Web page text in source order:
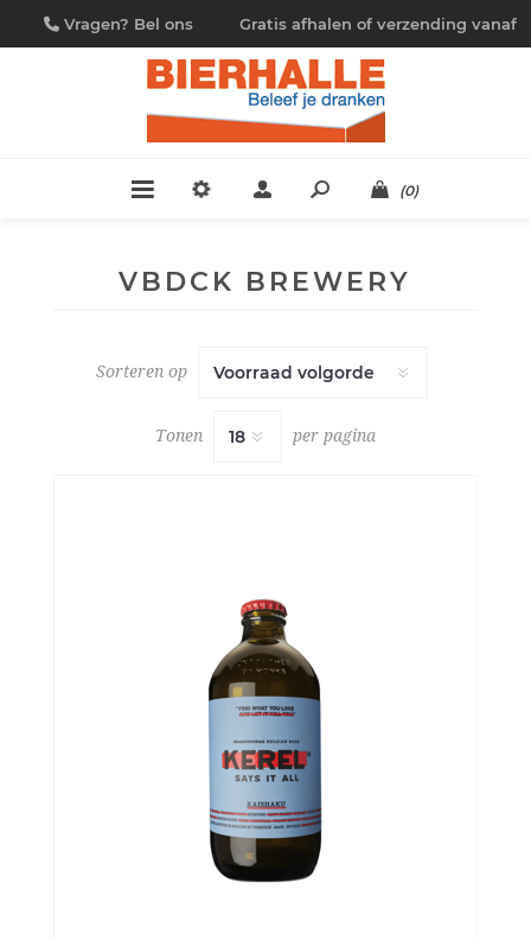
Vragen? Bel ons
09/230.88.44
Gratis afhalen of verzending vanaf
€ 4,95
(0)
VBDCK BREWERY
Sorteren op
Tonen per pagina